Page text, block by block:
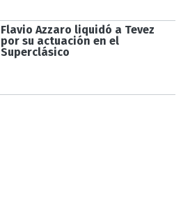
Flavio Azzaro liquidó a Tevez
por su actuación en el
Superclásico